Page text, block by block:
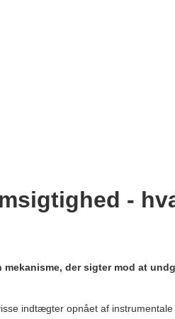
-
der sigter mod at
indtægter opnået af